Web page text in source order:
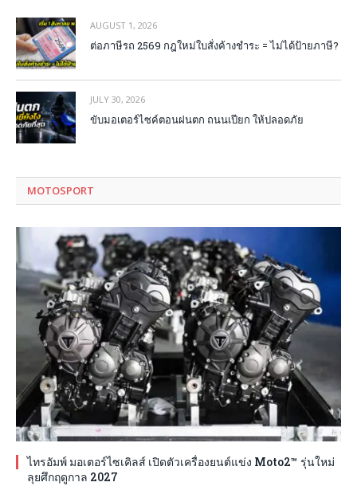
AUGUST 1, 2026
ต่อภาษีรถ 2569 กฎใหม่ใบสั่งค้างชำระ = ไม่ได้ป้ายภาษี?
JULY 30, 2026
ขับมอเตอร์ไซค์ตอนฝนตก ถนนเปียก ให้ปลอดภัย
MOTOSPORT
ไทรอัมพ์ มอเตอร์ไซเคิลส์ เปิดตัวเครื่องยนต์แข่ง Moto2™ รุ่นใหม่
ลุยศึกฤดูกาล 2027